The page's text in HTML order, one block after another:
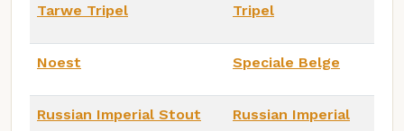
Tarwe Tripel Tripel
Noest Speciale Belge
Russian Imperial Stout
Russian Imperial